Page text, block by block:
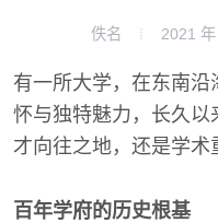
佚名 2021
有一所大学，在东南
怀与独特魅力，长久
才向往之地，还是学术
百年学府的历史根基